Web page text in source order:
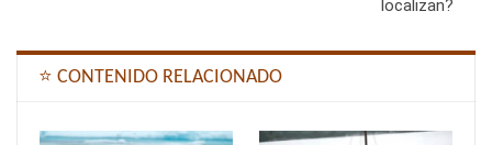
localizan?
⭐ CONTENIDO RELACIONADO